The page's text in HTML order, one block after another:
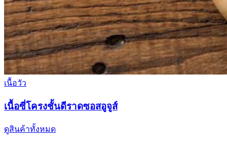
เนื้อวัว
เนื้อซี่โครงชั้นดีราดซอสอูจูส์
ดูสินค้าทั้งหมด